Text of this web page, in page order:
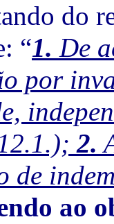
do
“1. De
por
2.
de
ao